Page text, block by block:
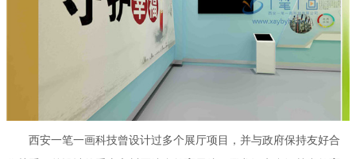
西安一笔一画科技曾设计过多个展厅项目，并与政府保持友好合